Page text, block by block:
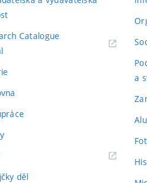
Catalogue
děl
a